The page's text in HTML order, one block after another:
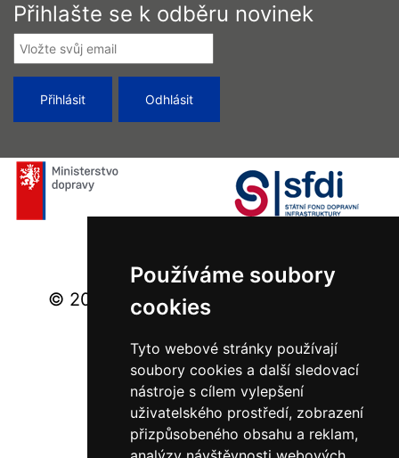
Používáme soubory
cookies
Tyto webové stránky používají
soubory cookies a další sledovací
nástroje s cílem vylepšení
uživatelského prostředí, zobrazení
přizpůsobeného obsahu a reklam,
Přihlašte se k odběru novinek
© 2026 Ministerstvo dopravy - Všechna